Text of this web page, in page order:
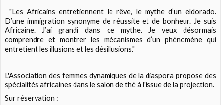
"Les Africains entretiennent le rêve, le mythe d’un eldorado.
D’une immigration synonyme de réussite et de bonheur. Je suis
Africaine. J’ai grandi dans ce mythe. Je veux désormais
comprendre et montrer les mécanismes d’un phénomène qui
entretient les illusions et les désillusions."
L'Association des femmes dynamiques de la diaspora propose des
spécialités africaines dans le salon de thé à l'issue de la projection.
Sur réservation :